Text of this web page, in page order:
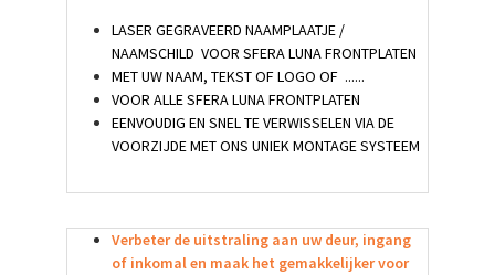
LASER GEGRAVEERD NAAMPLAATJE /
NAAMSCHILD VOOR SFERA LUNA FRONTPLATEN
MET UW NAAM, TEKST OF LOGO OF ......
VOOR ALLE SFERA LUNA FRONTPLATEN
EENVOUDIG EN SNEL TE VERWISSELEN VIA DE
VOORZIJDE MET ONS UNIEK MONTAGE SYSTEEM
Verbeter de uitstraling aan uw deur, ingang
of inkomal en maak het gemakkelijker voor